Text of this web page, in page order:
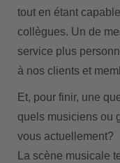
tout en étant
collègues. Un de
service plus
à nos clients et
Et, pour finir, une
quels musiciens ou
vous actuellement?
La scène musicale